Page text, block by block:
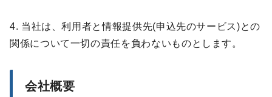
4. 当社は、利用者と情報提供先(申込先のサービス)との
関係について一切の責任を負わないものとします。
会社概要